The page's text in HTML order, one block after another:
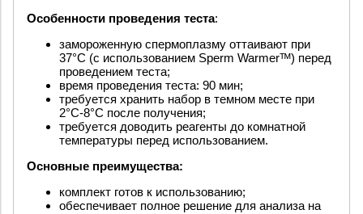
Особенности проведения теста:
замороженную спермоплазму оттаивают при
37°C (с использованием Sperm Warmerᵀᴹ) перед
проведением теста;
время проведения теста: 90 мин;
требуется хранить набор в темном месте при
2°С-8°С после получения;
требуется доводить реагенты до комнатной
температуры перед использованием.
Основные преимущества:
комплект готов к использованию;
обеспечивает полное решение для анализа на